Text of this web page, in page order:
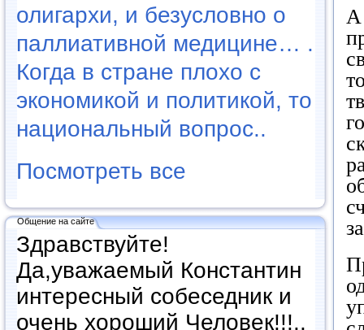
олигархи, и безусловно о
паллиативной медицине… .
Когда в стране плохо с
экономикой и политикой, то
национальный вопрос..
Посмотреть все
Общение на сайте
Здравствуйте!
Да,уважаемый Константин
интересный собеседник и
очень хороший Человек!!!..